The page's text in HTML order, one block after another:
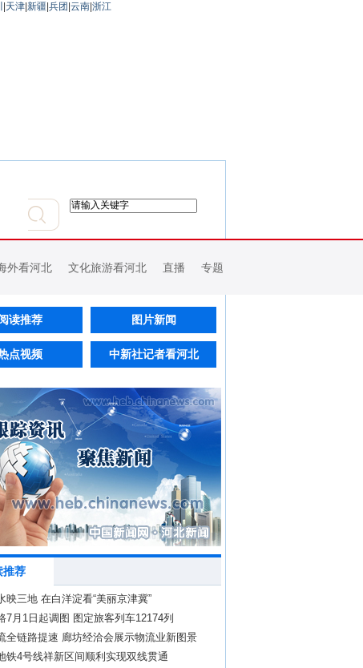
天津 新疆 兵团 云南 浙江
外看河北 文化旅游看河北 直播 专题
读推荐 图片新闻
点视频 中新社记者看河北
推荐
映三地 在白洋淀看“美丽京津冀”
7月1日起调图 图定旅客列车12174列
全链路提速 廊坊经洽会展示物流业新图景
铁4号线祥新区间顺利实现双线贯通